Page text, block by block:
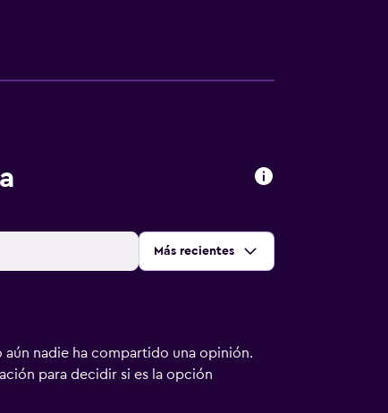
Ordenar por:
Más recientes
aún nadie ha compartido una opinión.
para decidir si es la opción